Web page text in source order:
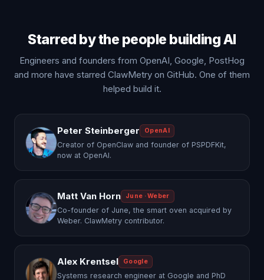
Starred by the people building AI
Engineers and founders from OpenAI, Google, PostHog
and more have starred ClawMetry on GitHub. One of them
helped build it.
Peter Steinberger OpenAI
Creator of OpenClaw and founder of PSPDFKit,
now at OpenAI.
Matt Van Horn June · Weber
Co-founder of June, the smart oven acquired by
Weber. ClawMetry contributor.
Alex Krentsel Google
Systems research engineer at Google and PhD